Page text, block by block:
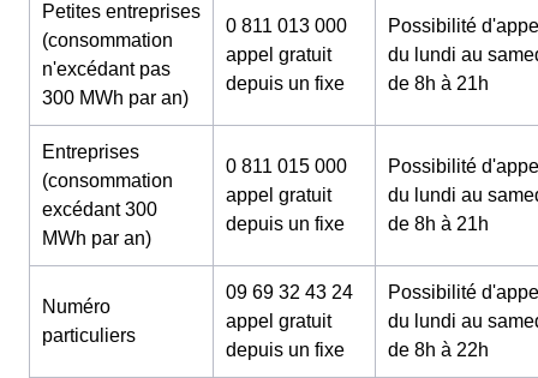
Petites entreprises
(consommation
n'excédant pas
300 MWh par an)
0 811 013 000
appel gratuit
depuis un fixe
Possibilité
du lundi au
de 8h à 21h
Entreprises
(consommation
excédant 300
MWh par an)
0 811 015 000
appel gratuit
depuis un fixe
Possibilité
du lundi au
de 8h à 21h
Numéro
particuliers
09 69 32 43 24
appel gratuit
depuis un fixe
Possibilité
du lundi au
de 8h à 22h